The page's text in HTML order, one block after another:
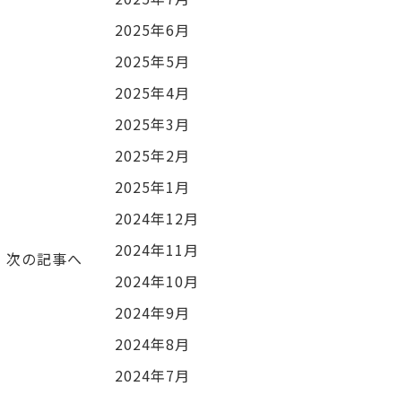
次の記事へ
2025年6月
2025年5月
2025年4月
2025年3月
2025年2月
2025年1月
2024年12月
2024年11月
2024年10月
2024年9月
2024年8月
2024年7月